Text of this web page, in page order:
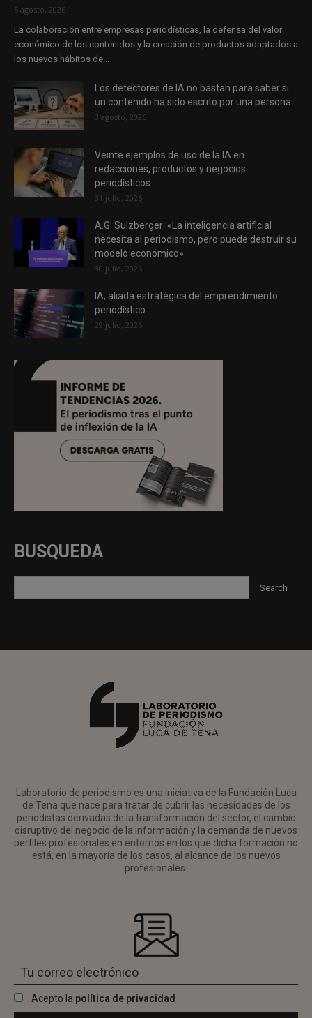
5 agosto, 2026
La colaboración entre empresas periodísticas, la defensa del valor
económico de los contenidos y la creación de productos adaptados a
los nuevos hábitos de...
Los detectores de IA no bastan para saber si
un contenido ha sido escrito por una persona
3 agosto, 2026
Veinte ejemplos de uso de la IA en
redacciones, productos y negocios
periodísticos
31 julio, 2026
A.G. Sulzberger: «La inteligencia artificial
necesita al periodismo, pero puede destruir su
modelo económico»
30 julio, 2026
IA, aliada estratégica del emprendimiento
periodístico
29 julio, 2026
BUSQUEDA
Laboratorio de periodismo es una iniciativa de la Fundación Luca
de Tena que nace para tratar de cubrir las necesidades de los
periodistas derivadas de la transformación del sector, el cambio
disruptivo del negocio de la información y la demanda de nuevos
perfiles profesionales en entornos en los que dicha formación no
está, en la mayoría de los casos, al alcance de los nuevos
profesionales.
Acepto la política de privacidad